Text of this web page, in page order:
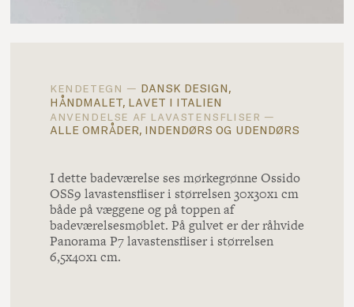
kendetegn —
dansk design,
håndmalet, lavet i italien
anvendelse af lavastensfliser —
alle områder, indendørs og udendørs
I dette badeværelse ses mørkegrønne Ossido
OSS9 lavastensfliser i størrelsen 30x30x1 cm
både på væggene og på toppen af
badeværelsesmøblet. På gulvet er der råhvide
Panorama P7 lavastensfliser i størrelsen
6,5x40x1 cm.